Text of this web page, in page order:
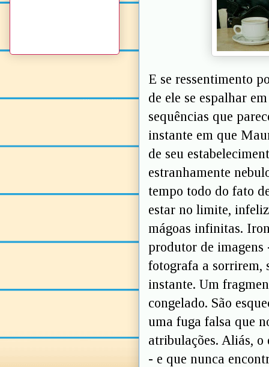
E se ressentimento
de ele se espalhar
sequências que
instante em que
de seu
estranhamente
tempo todo do fato
estar no limite,
mágoas infinitas.
produtor de imagens
fotografa a sorrirem,
instante. Um
congelado. São
uma fuga falsa que
atribulações. Aliás,
- e que nunca